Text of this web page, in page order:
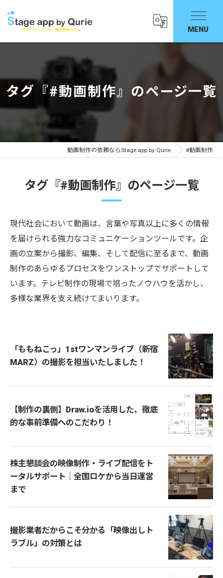
タグ『#動画制作』のページ一覧
動画制作の依頼ならStage app by Qurie #動画制作
タグ『#動画制作』のページ一覧
現代社会において動画は、言葉や写真以上に多くの情報
を届けられる強力なコミュニケーションツールです。企
画の立案から撮影、編集、そして配信に至るまで、動画
制作のあらゆるプロセスをワンストップでサポートして
います。テレビ制作の現場で培ったノウハウを活かし、
多様な業界を支え続けてまいります。
「ももねこっ」1stワンマンライブ（新宿
MARZ）の撮影を担当いたしました！
【制作の裏側】Draw.ioを活用した、徹底
的な事前準備へのこだわり！
株主懇談会の映像制作・ライブ配信をト
ータルサポート｜全国ロケから当日運営
まで
撮影業者だからこそ分かる「映像出しト
ラブル」の対策とは